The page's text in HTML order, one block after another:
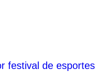
festival de esportes